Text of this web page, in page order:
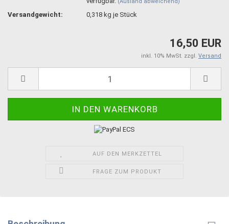
Versandgewicht: 0,318 kg je Stück
16,50 EUR
inkl. 10% MwSt. zzgl. Versand
AUF DEN MERKZETTEL
FRAGE ZUM PRODUKT